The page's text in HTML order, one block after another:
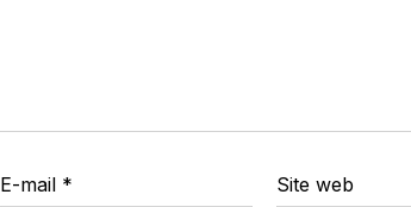
E-mail * Site web